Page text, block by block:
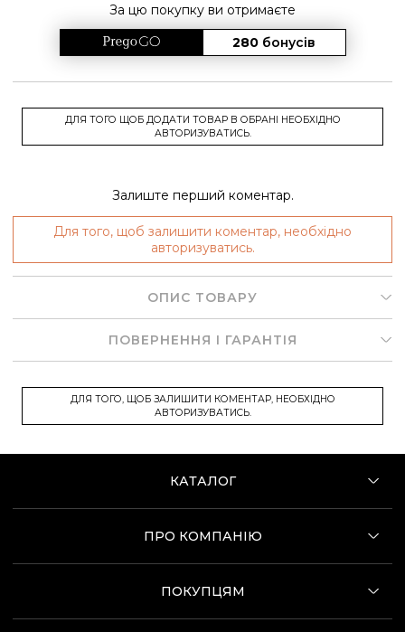
За цю покупку ви отримаєте
280 бонусів
ДЛЯ ТОГО ЩОБ ДОДАТИ ТОВАР В ОБРАНІ НЕОБХІДНО
АВТОРИЗУВАТИСЬ.
Залиште перший коментар.
Для того, щоб залишити коментар, необхідно
авторизуватись.
ОПИС ТОВАРУ
ПОВЕРНЕННЯ І ГАРАНТІЯ
ДЛЯ ТОГО, ЩОБ ЗАЛИШИТИ КОМЕНТАР, НЕОБХІДНО
АВТОРИЗУВАТИСЬ.
КАТАЛОГ
ПРО КОМПАНІЮ
ПОКУПЦЯМ